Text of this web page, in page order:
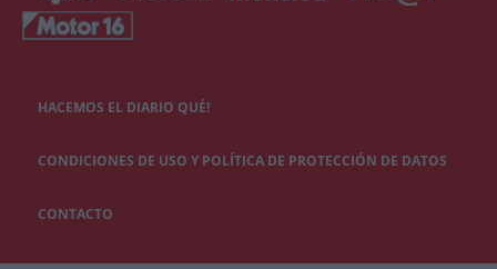
HACEMOS EL DIARIO QUÉ!
CONDICIONES DE USO Y POLÍTICA DE PROTECCIÓN DE DATOS
CONTACTO